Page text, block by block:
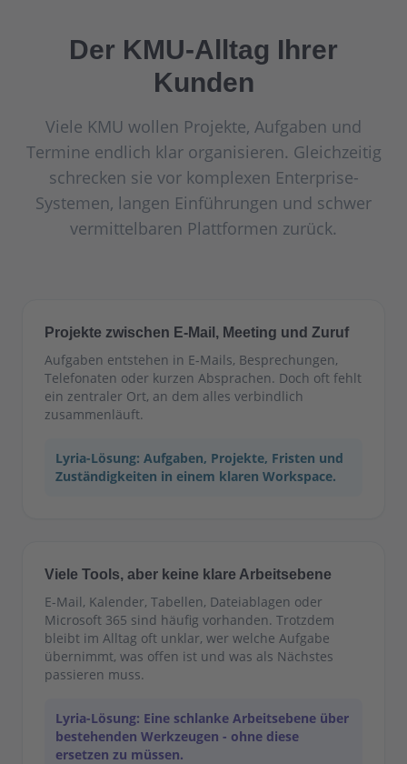
Der KMU-Alltag Ihrer
Kunden
Viele KMU wollen Projekte, Aufgaben und
Termine endlich klar organisieren. Gleichzeitig
schrecken sie vor komplexen Enterprise-
Systemen, langen Einführungen und schwer
vermittelbaren Plattformen zurück.
Projekte zwischen E-Mail, Meeting und Zuruf
Aufgaben entstehen in E-Mails, Besprechungen,
Telefonaten oder kurzen Absprachen. Doch oft fehlt
ein zentraler Ort, an dem alles verbindlich
zusammenläuft.
Lyria-Lösung: Aufgaben, Projekte, Fristen und
Zuständigkeiten in einem klaren Workspace.
Viele Tools, aber keine klare Arbeitsebene
E-Mail, Kalender, Tabellen, Dateiablagen oder
Microsoft 365 sind häufig vorhanden. Trotzdem
bleibt im Alltag oft unklar, wer welche Aufgabe
übernimmt, was offen ist und was als Nächstes
passieren muss.
Lyria-Lösung: Eine schlanke Arbeitsebene über
bestehenden Werkzeugen - ohne diese
ersetzen zu müssen.